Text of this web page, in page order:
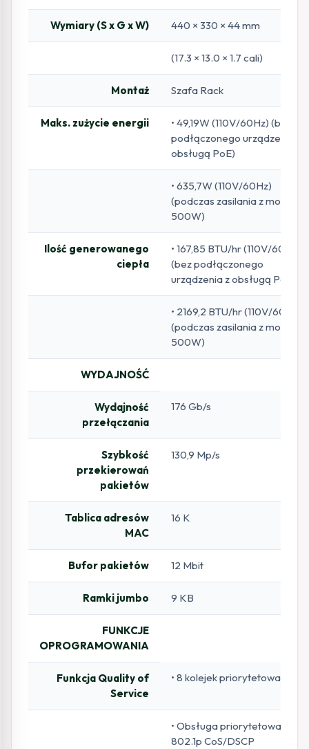
Wymiary (S x G x W) 440 × 330 × 44 mm
(17.3 × 13.0 × 1.7 cali)
Montaż Szafa Rack
Maks. zużycie energii
• 49,19W (110V/60Hz) (bez
podłączonego urządzenia z
obsługą PoE)
• 635,7W (110V/60Hz)
(podczas zasilania z mocą
500W)
Ilość generowanego
ciepła
• 167,85 BTU/hr (110V/60Hz)
(bez podłączonego
urządzenia z obsługą PoE)
• 2169,2 BTU/hr (110V/60Hz)
(podczas zasilania z mocą
500W)
WYDAJNOŚĆ
Wydajność
przełączania
176 Gb/s
Szybkość
przekierowań
pakietów
130,9 Mp/s
Tablica adresów
MAC
16 K
Bufor pakietów 12 Mbit
Ramki jumbo 9 KB
FUNKCJE
OPROGRAMOWANIA
Funkcja Quality of
Service
• 8 kolejek priorytetowania
• Obsługa priorytetowania
802.1p CoS/DSCP